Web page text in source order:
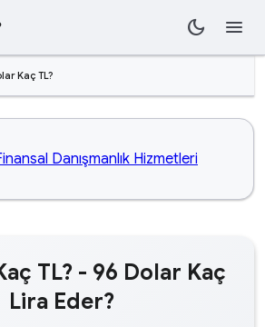
dark_mode menu
Kaç TL?
TL? - 96 Dolar Kaç
Lira Eder?